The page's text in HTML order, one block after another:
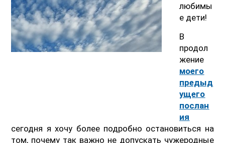
любимы
е дети!
В
продол
жение
моего
предыд
ущего
послан
ия
сегодня я хочу более подробно остановиться на
том, почему так важно не допускать чужеродные